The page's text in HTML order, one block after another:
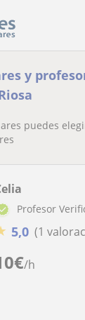
y
puedes
€/h
Profesor
5,0 (1